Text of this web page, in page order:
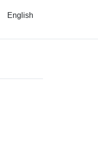
English